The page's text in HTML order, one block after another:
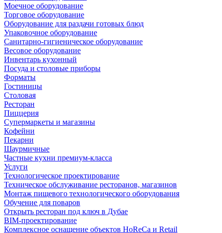
Моечное оборудование
Торговое оборудование
Оборудование для раздачи готовых блюд
Упаковочное оборудование
Санитарно-гигиеническое оборудование
Весовое оборудование
Инвентарь кухонный
Посуда и столовые приборы
Форматы
Гостиницы
Столовая
Ресторан
Пиццерия
Супермаркеты и магазины
Кофейни
Пекарни
Шаурмичные
Частные кухни премиум-класса
Услуги
Технологическое проектирование
Техническое обслуживание ресторанов, магазинов
Монтаж пищевого технологического оборудования
Обучение для поваров
Открыть ресторан под ключ в Дубае
BIM-проектирование
Комплексное оснащение объектов HoReCa и Retail